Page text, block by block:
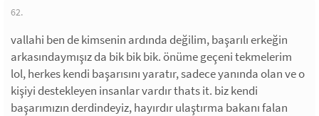
62.
vallahi ben de kimsenin ardında değilim, başarılı erkeğin
arkasındaymışız da bik bik bik. önüme geçeni tekmelerim
lol, herkes kendi başarısını yaratır, sadece yanında olan ve o
kişiyi destekleyen insanlar vardır thats it. biz kendi
başarımızın derdindeyiz, hayırdır ulaştırma bakanı falan